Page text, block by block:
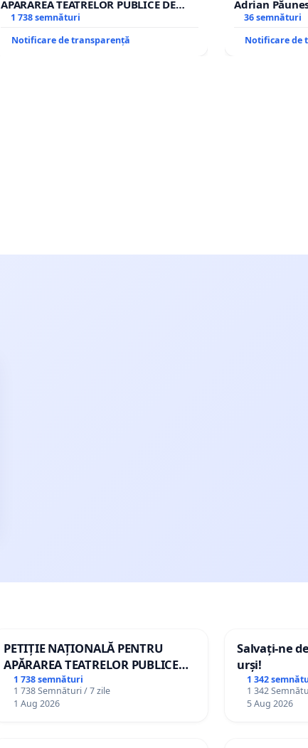
APĂRAREA TEATRELOR PUBLICE DE
REPERTORIU DIN ROMÂNIA
1 738 semnături
Notificare de transparență
Adrian
Icoanei!
36 semnături
Notificare de
PETIȚIE NAȚIONALĂ PENTRU
APĂRAREA TEATRELOR PUBLICE
DE REPERTORIU DIN ROMÂNIA
1 738 semnături
1 738 Semnături / 7 zile
1 Aug 2026
Salvați-ne
urși!
1 342
1 342
5 Aug 2026